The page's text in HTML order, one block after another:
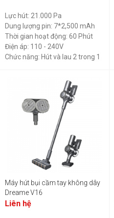
Lực hút: 21.000 Pa
Dung lượng pin: 7*2,500 mAh
Thời gian hoạt động: 60 Phút
Điện áp: 110 - 240V
Chức năng: Hút và lau 2 trong 1
Máy hút bụi cầm tay không dây
Dreame V16
Liên hệ